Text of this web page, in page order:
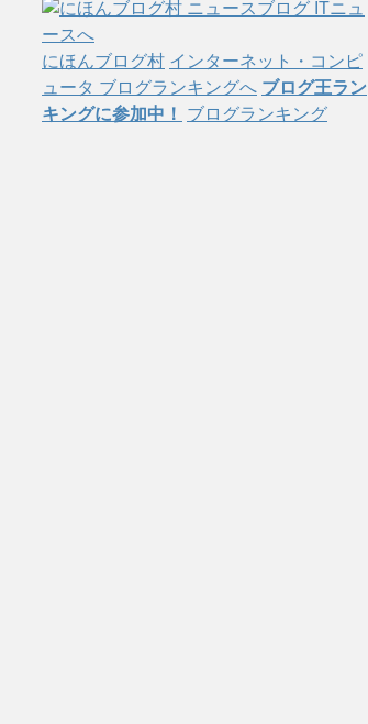
にほんブログ村 インターネット・コンピ
ュータ ブログランキングへ ブログ王ラン
キングに参加中！
ブログランキング